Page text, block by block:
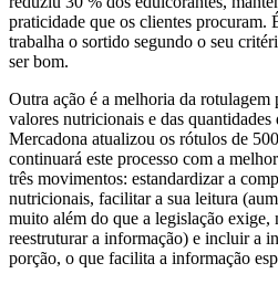
praticidade que os clientes procuram.
trabalha o sortido segundo o seu
ser bom.
Outra ação é a melhoria da
valores nutricionais e das
Mercadona atualizou os rótulos de
continuará este processo com a
três movimentos: estandardizar a
nutricionais, facilitar a sua leitura
muito além do que a legislação exige,
reestruturar a informação) e incluir a
porção, o que facilita a informação